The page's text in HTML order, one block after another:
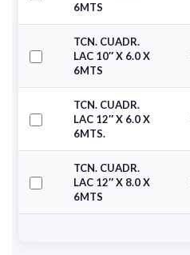
6MTS
TCN. CUADR.
LAC 10″ X 6.0 X
6MTS
TCN. CUADR.
LAC 12″ X 6.0 X
6MTS.
TCN. CUADR.
LAC 12″ X 8.0 X
6MTS